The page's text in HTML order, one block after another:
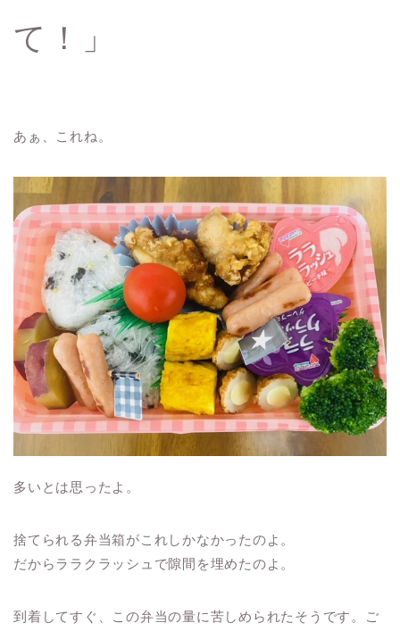
て！」
あぁ、これね。
多いとは思ったよ。
捨てられる弁当箱がこれしかなかったのよ。
だからララクラッシュで隙間を埋めたのよ。
到着してすぐ、この弁当の量に苦しめられたそうです。ご